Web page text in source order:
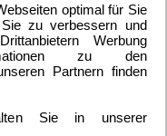
0:1 (0:1)– eine ca. 2
optimal für Sie
zu verbessern und
Werbung
zu den
Partnern finden
Sie in unserer